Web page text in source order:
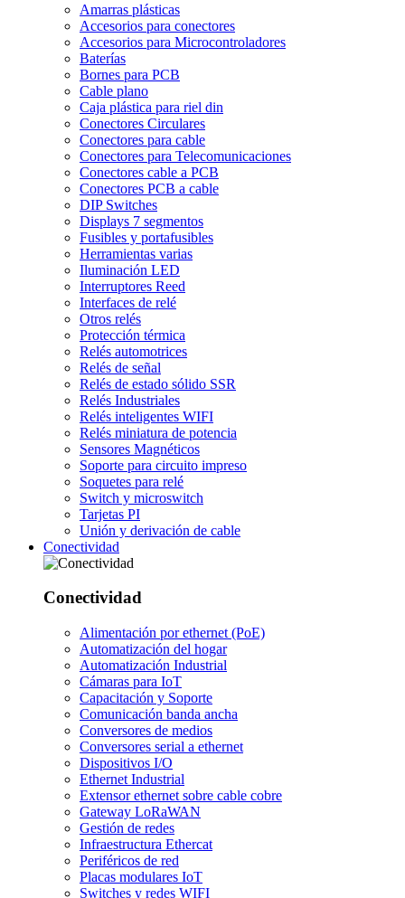
Amarras plásticas
Accesorios para conectores
Accesorios para Microcontroladores
Baterías
Bornes para PCB
Cable plano
Caja plástica para riel din
Conectores Circulares
Conectores para cable
Conectores para Telecomunicaciones
Conectores cable a PCB
Conectores PCB a cable
DIP Switches
Displays 7 segmentos
Fusibles y portafusibles
Herramientas varias
Iluminación LED
Interruptores Reed
Interfaces de relé
Otros relés
Protección térmica
Relés automotrices
Relés de señal
Relés de estado sólido SSR
Relés Industriales
Relés inteligentes WIFI
Relés miniatura de potencia
Sensores Magnéticos
Soporte para circuito impreso
Soquetes para relé
Switch y microswitch
Tarjetas PI
Unión y derivación de cable
Conectividad
Conectividad
Alimentación por ethernet (PoE)
Automatización del hogar
Automatización Industrial
Cámaras para IoT
Capacitación y Soporte
Comunicación banda ancha
Conversores de medios
Conversores serial a ethernet
Dispositivos I/O
Ethernet Industrial
Extensor ethernet sobre cable cobre
Gateway LoRaWAN
Gestión de redes
Infraestructura Ethercat
Periféricos de red
Placas modulares IoT
Switches y redes WIFI